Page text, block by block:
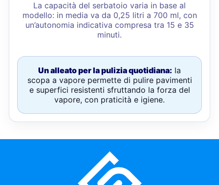
La capacità del serbatoio varia in base al
modello: in media va da 0,25 litri a 700 ml, con
un’autonomia indicativa compresa tra 15 e 35
minuti.
Un alleato per la pulizia quotidiana: la
scopa a vapore permette di pulire pavimenti
e superfici resistenti sfruttando la forza del
vapore, con praticità e igiene.